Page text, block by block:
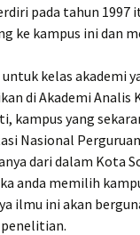
pada tahun 1997
ke kampus ini dan
kelas akademi
di Akademi
kampus yang
Nasional
dari dalam Kota
anda memilih
ilmu ini akan